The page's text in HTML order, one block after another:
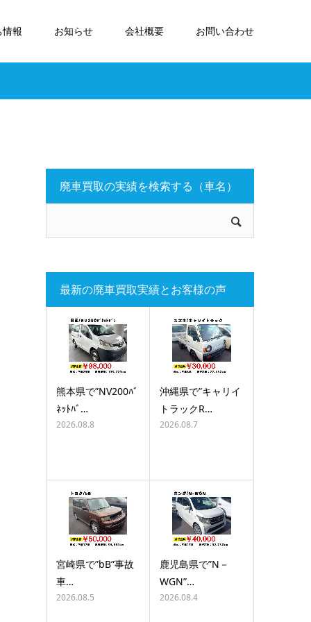
報 お知らせ 会社概要 お問い合わせ
廃車買取の実績を検索する（車名）
最新の廃車買取実績とお客様の声
熊本県で”NV200ﾊﾞ
ﾈｯﾄﾊﾞ…
2026.08.8
沖縄県で”キャリイ
トラックR…
2026.08.7
宮崎県で”bB”事故
車…
2026.08.5
鹿児島県で”N－
WGN”…
2026.08.4